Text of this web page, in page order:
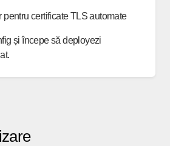
pentru certificate TLS automate
și începe să deployezi